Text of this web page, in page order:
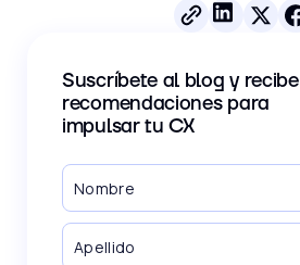
Suscríbete al blog y recibe
recomendaciones para
impulsar tu CX